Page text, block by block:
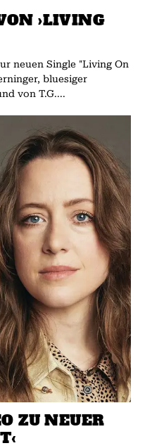
›LIVING
neuen Single "Living On
von T.G....
ZU NEUER